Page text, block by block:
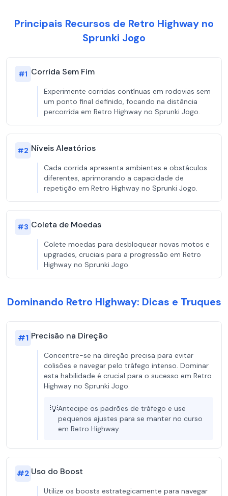
Principais Recursos de Retro Highway no
Sprunki Jogo
#1 Corrida Sem Fim
Experimente corridas contínuas em rodovias sem
um ponto final definido, focando na distância
percorrida em Retro Highway no Sprunki Jogo.
#2 Níveis Aleatórios
Cada corrida apresenta ambientes e obstáculos
diferentes, aprimorando a capacidade de
repetição em Retro Highway no Sprunki Jogo.
#3 Coleta de Moedas
Colete moedas para desbloquear novas motos e
upgrades, cruciais para a progressão em Retro
Highway no Sprunki Jogo.
Dominando Retro Highway: Dicas e Truques
#1 Precisão na Direção
Concentre-se na direção precisa para evitar
colisões e navegar pelo tráfego intenso. Dominar
esta habilidade é crucial para o sucesso em Retro
Highway no Sprunki Jogo.
💡Antecipe os padrões de tráfego e use
pequenos ajustes para se manter no curso
em Retro Highway.
#2 Uso do Boost
Utilize os boosts estrategicamente para navegar